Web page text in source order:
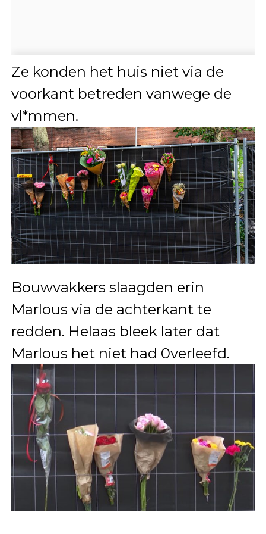
Ze konden het huis niet via de
voorkant betreden vanwege de
vl*mmen.
Bouwvakkers slaagden erin
Marlous via de achterkant te
redden. Helaas bleek later dat
Marlous het niet had 0verleefd.